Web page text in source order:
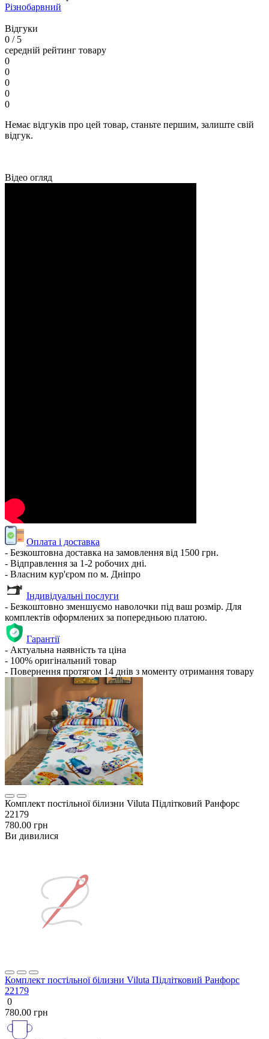
Різнобарвний
Відгуки
0 / 5
середній рейтинг товару
0
0
0
0
0
Немає відгуків про цей товар, станьте першим, залиште свій
відгук.
Відео огляд
Оплата і доставка
- Безкоштовна доставка на замовлення від 1500 грн.
- Відправлення за 1-2 робочих дні.
- Власним кур'єром по м. Дніпро
Індивідуальні послуги
- Безкоштовно зменшуємо наволочки під ваш розмір. Для
комплектів оформлених за попередньою платою.
Гарантії
- Актуальна наявність та ціна
- 100% оригінальний товар
- Повернення протягом 14 днів з моменту отримання товару
Комплект постільної білизни Viluta Підлітковий Ранфорс
22179
780.00 грн
Ви дивилися
Комплект постільної білизни Viluta Підлітковий Ранфорс
22179
0
780.00 грн